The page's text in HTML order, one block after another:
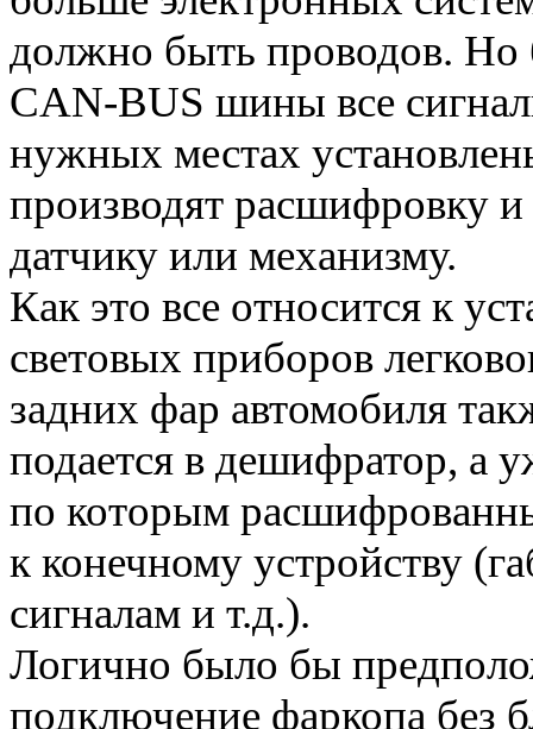
должно быть проводов. Но
CAN-BUS шины все
нужных местах
производят расшифровку и
датчику или механизму.
Как это все относится к
световых приборов
задних фар автомобиля
подается в дешифратор, а
по которым
к конечному устройству
сигналам и т.д.).
Логично было бы
подключение фаркопа без